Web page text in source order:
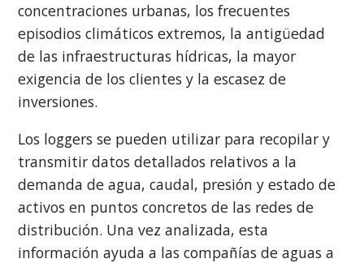
concentraciones urbanas, los frecuentes
episodios climáticos extremos, la antigüedad
de las infraestructuras hídricas, la mayor
exigencia de los clientes y la escasez de
inversiones.
Los loggers se pueden utilizar para recopilar y
transmitir datos detallados relativos a la
demanda de agua, caudal, presión y estado de
activos en puntos concretos de las redes de
distribución. Una vez analizada, esta
información ayuda a las compañías de aguas a